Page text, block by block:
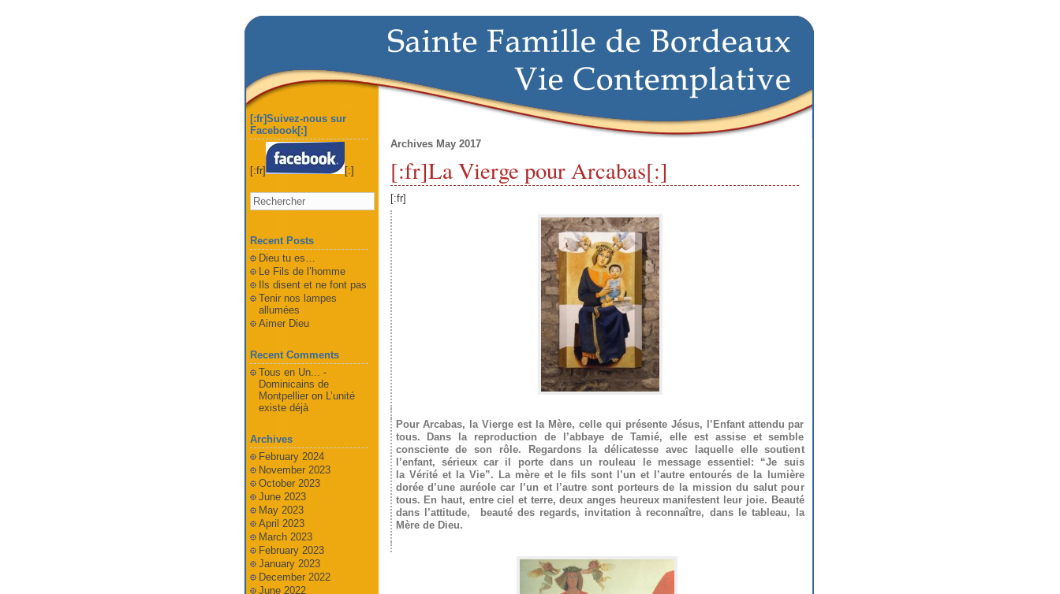
Archives May 2017
[:fr]La Vierge pour Arcabas[:]
[:fr]
Pour Arcabas, la Vierge est la Mère, celle qui présente Jésus, l’Enfant attendu par
tous. Dans la reproduction de l’abbaye de Tamié, elle est assise et semble
consciente de son rôle. Regardons la délicatesse avec laquelle elle soutient
l’enfant, sérieux car il porte dans un rouleau le message essentiel: “Je suis
la Vérité et la Vie”. La mère et le fils sont l’un et l’autre entourés de la lumière
dorée d’une auréole car l’un et l’autre sont porteurs de la mission du salut pour
tous. En haut, entre ciel et terre, deux anges heureux manifestent leur joie. Beauté
dans l’attitude, beauté des regards, invitation à reconnaître, dans le tableau, la
Mère de Dieu.
[:fr]Suivez-nous sur
Facebook[:]
[:fr] [:]
Recent Posts
Dieu tu es…
Le Fils de l’homme
Ils disent et ne font pas
Tenir nos lampes
allumées
Aimer Dieu
Recent Comments
Tous en Un... -
Dominicains de
Montpellieron L’unité
existe déjà
Archives
February 2024
November 2023
October 2023
June 2023
May 2023
April 2023
March 2023
February 2023
January 2023
December 2022
June 2022